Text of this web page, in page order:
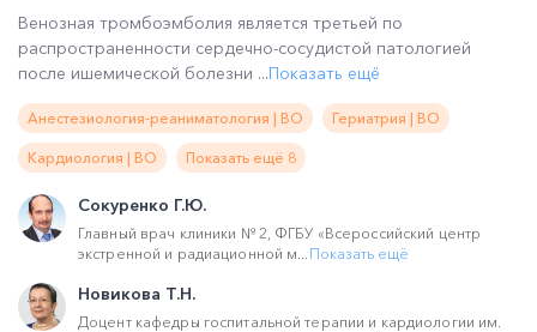
Венозная тромбоэмболия является третьей по
распространенности сердечно-сосудистой патологией
после ишемической болезни ...Показать ещё
Анестезиология-реаниматология | ВО Гериатрия | ВО
Кардиология | ВО Показать ещё 8
Сокуренко Г.Ю.
Главный врач клиники № 2, ФГБУ «Всероссийский центр
экстренной и радиационной м... Показать ещё
Новикова Т.Н.
Доцент кафедры госпитальной терапии и кардиологии им.